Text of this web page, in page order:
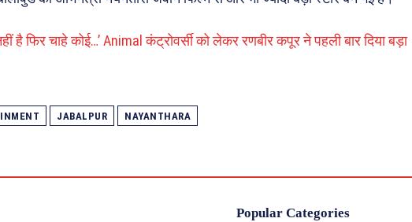
है फिर चाहे कोई…’ Animal कंट्रोवर्सी को लेकर रणबीर कपूर ने पहली बार दिया बड़ा
JABALPUR NAYANTHARA
Popular Categories